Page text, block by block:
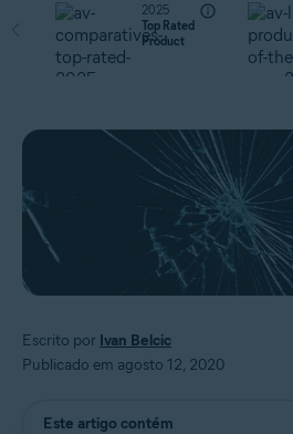
2025
Top Rated
Product
Escrito por Ivan Belcic
Publicado em agosto 12, 2020
Este artigo contém